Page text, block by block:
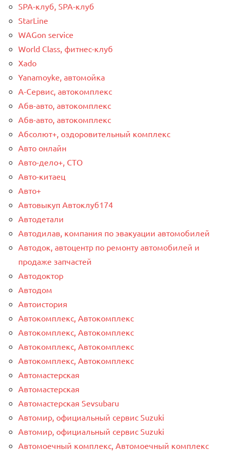
SPA-клуб, SPA-клуб
StarLine
WAGon service
World Class, фитнес-клуб
Xado
Yanamoyke, автомойка
А-Сервис, автокомплекс
Абв-авто, автокомплекс
Абв-авто, автокомплекс
Абсолют+, оздоровительный комплекс
Авто онлайн
Авто-дело+, СТО
Авто-китаец
Авто+
Автовыкуп Автоклуб174
Автодетали
Автодилав, компания по эвакуации автомобилей
Автодок, автоцентр по ремонту автомобилей и
продаже запчастей
Автодоктор
Автодом
Автоистория
Автокомплекс, Автокомплекс
Автокомплекс, Автокомплекс
Автокомплекс, Автокомплекс
Автокомплекс, Автокомплекс
Автомастерская
Автомастерская
Автомастерская Sevsubaru
Автомир, официальный сервис Suzuki
Автомир, официальный сервис Suzuki
Автомоечный комплекс, Автомоечный комплекс